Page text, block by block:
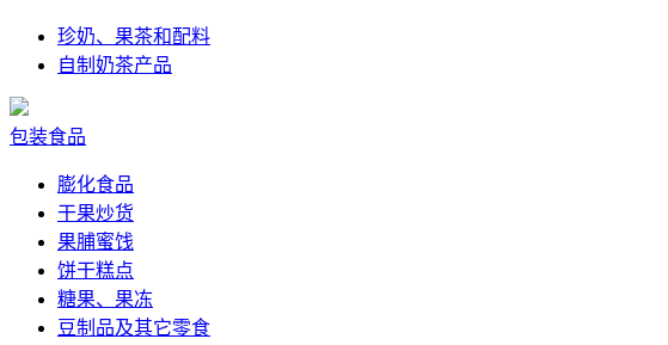
珍奶、果茶和配料
自制奶茶产品
包装食品
膨化食品
干果炒货
果脯蜜饯
饼干糕点
糖果、果冻
豆制品及其它零食